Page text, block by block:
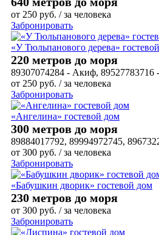
от 250 руб. / за человека
Забронировать
«У Тюльпанового дерева»
220 метров до моря
89307074284 - Акиф, 89527783716
от 250 руб. / за человека
Забронировать
«Ангелина» гостевой дом
300 метров до моря
89884017792, 89994972745,
от 300 руб. / за человека
Забронировать
«Бабушкин дворик» гостевой дом
230 метров до моря
от 300 руб. / за человека
Забронировать